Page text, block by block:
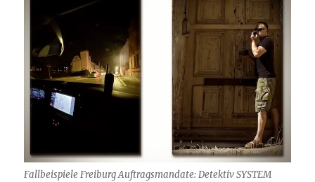
Fallbeispiele Freiburg Auftragsmandate: Detektiv SYSTEM